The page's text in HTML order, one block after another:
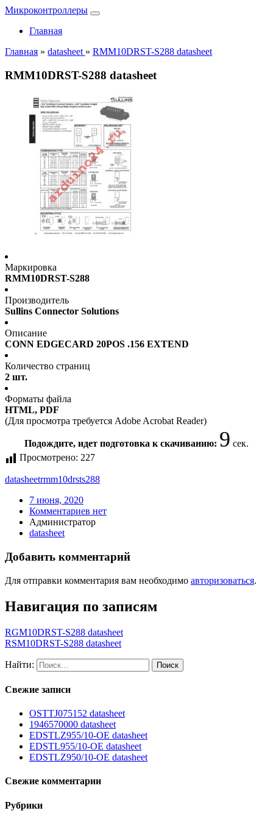
Микроконтроллеры
Главная
Главная » datasheet » RMM10DRST-S288 datasheet
RMM10DRST-S288 datasheet
Маркировка
RMM10DRST-S288
Производитель
Sullins Connector Solutions
Описание
CONN EDGECARD 20POS .156 EXTEND
Количество страниц
2 шт.
Форматы файла
HTML, PDF
(Для просмотра требуется Adobe Acrobat Reader)
Подождите, идет подготовка к скачиванию: 9 сек.
Просмотрено: 227
datasheetrmm10drsts288
7 июня, 2020
Комментариев нет
Администратор
datasheet
Добавить комментарий
Для отправки комментария вам необходимо авторизоваться.
Навигация по записям
RGM10DRST-S288 datasheet
RSM10DRST-S288 datasheet
Найти:
Свежие записи
OSTTJ075152 datasheet
1946570000 datasheet
EDSTLZ955/10-OE datasheet
EDSTL955/10-OE datasheet
EDSTLZ950/10-OE datasheet
Свежие комментарии
Рубрики